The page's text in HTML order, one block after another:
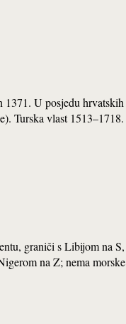
U posjedu hrvatskih
Turska vlast
graniči s Libijom na
na Z; nema